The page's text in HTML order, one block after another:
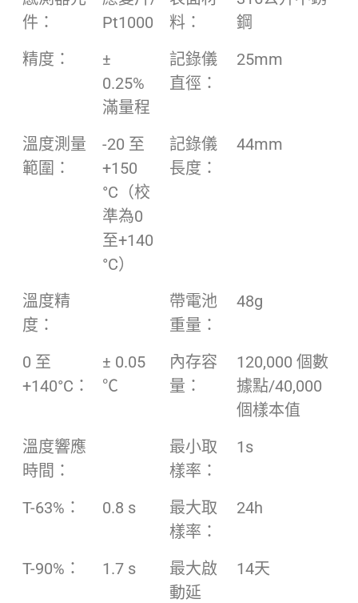
件：
Pt1000
料：
鋼
精度：
±
0.25%
滿量程
記錄儀
直徑：
25mm
溫度測量
範圍：
-20 至
+150
°C（校
準為0
至+140
°C）
記錄儀
長度：
44mm
溫度精
度：
帶電池
重量：
48g
0 至
+140°C：
± 0.05
℃
內存容
量：
120,000 個數
據點/40,000
個樣本值
溫度響應
時間：
最小取
樣率：
1s
T-63%： 0.8 s
最大取
樣率：
24h
T-90%： 1.7 s
最大啟
動延
14天